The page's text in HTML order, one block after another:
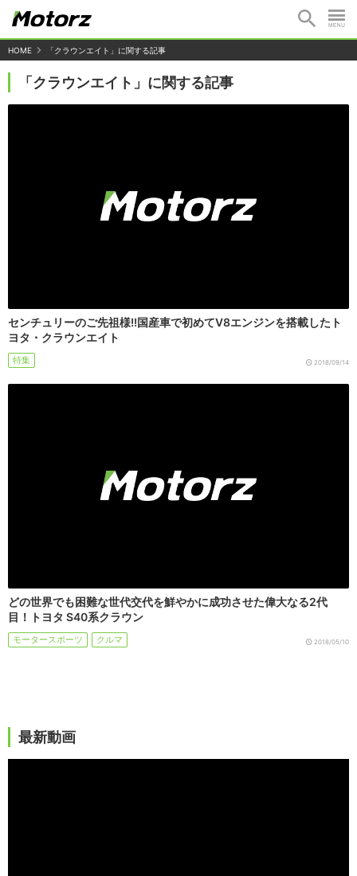
HOME 「クラウンエイト」に関する記事
「クラウンエイト」に関する記事
センチュリーのご先祖様!!国産車で初めてV8エンジンを搭載したト
ヨタ・クラウンエイト
特集 2018/09/14
どの世界でも困難な世代交代を鮮やかに成功させた偉大なる2代
目！トヨタ S40系クラウン
モータースポーツ クルマ 2018/05/10
最新動画